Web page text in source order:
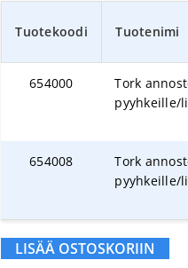
Tuotekoodi Tuotenimi
654000
Tork
pyyhkeille/
654008
Tork
pyyhkeille/
LISÄÄ OSTOSKORIIN